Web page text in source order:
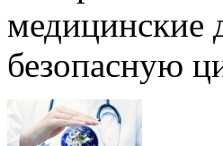
медицинские
безопасную